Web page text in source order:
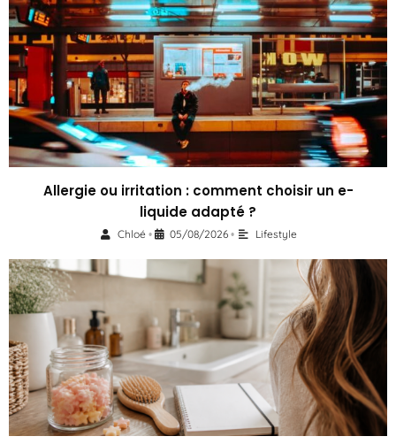
Allergie ou irritation : comment choisir un e-
liquide adapté ?
Chloé • 05/08/2026 • Lifestyle